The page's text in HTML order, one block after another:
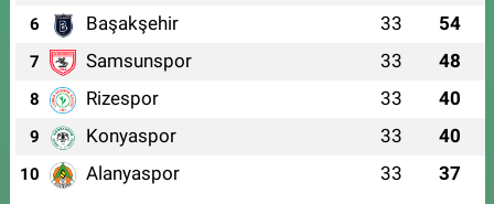
6 Başakşehir 33 54
7 Samsunspor 33 48
8 Rizespor 33 40
9 Konyaspor 33 40
10 Alanyaspor 33 37